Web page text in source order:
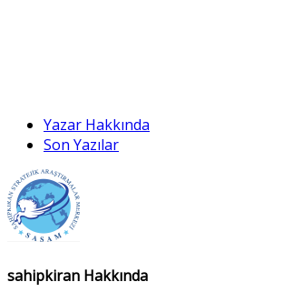
Yazar Hakkında
Son Yazılar
sahipkiran Hakkında